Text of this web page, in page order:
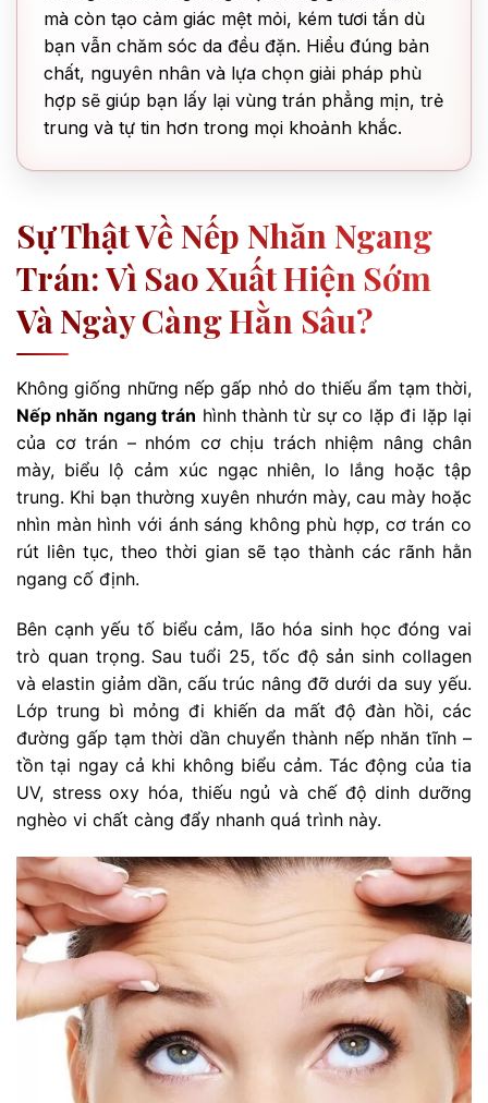
mà còn tạo cảm giác mệt mỏi, kém tươi tắn dù
bạn vẫn chăm sóc da đều đặn. Hiểu đúng bản
chất, nguyên nhân và lựa chọn giải pháp phù
hợp sẽ giúp bạn lấy lại vùng trán phẳng mịn, trẻ
trung và tự tin hơn trong mọi khoảnh khắc.
Sự Thật Về Nếp Nhăn Ngang
Trán: Vì Sao Xuất Hiện Sớm
Và Ngày Càng Hằn Sâu?
Không giống những nếp gấp nhỏ do thiếu ẩm tạm thời,
Nếp nhăn ngang trán hình thành từ sự co lặp đi lặp lại
của cơ trán – nhóm cơ chịu trách nhiệm nâng chân
mày, biểu lộ cảm xúc ngạc nhiên, lo lắng hoặc tập
trung. Khi bạn thường xuyên nhướn mày, cau mày hoặc
nhìn màn hình với ánh sáng không phù hợp, cơ trán co
rút liên tục, theo thời gian sẽ tạo thành các rãnh hằn
ngang cố định.
Bên cạnh yếu tố biểu cảm, lão hóa sinh học đóng vai
trò quan trọng. Sau tuổi 25, tốc độ sản sinh collagen
và elastin giảm dần, cấu trúc nâng đỡ dưới da suy yếu.
Lớp trung bì mỏng đi khiến da mất độ đàn hồi, các
đường gấp tạm thời dần chuyển thành nếp nhăn tĩnh –
tồn tại ngay cả khi không biểu cảm. Tác động của tia
UV, stress oxy hóa, thiếu ngủ và chế độ dinh dưỡng
nghèo vi chất càng đẩy nhanh quá trình này.